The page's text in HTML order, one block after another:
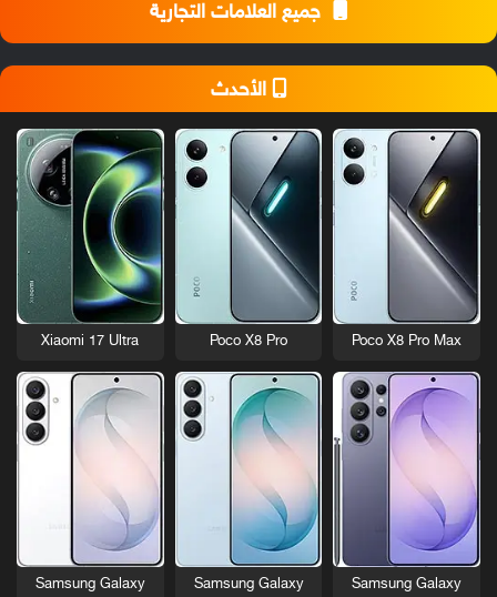
جميع العلامات التجارية
الأحدث
Poco X8 Pro Max
Poco X8 Pro
Xiaomi 17 Ultra
Samsung Galaxy
Samsung Galaxy
Samsung Galaxy